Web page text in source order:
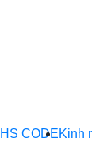
HS CODEKinh